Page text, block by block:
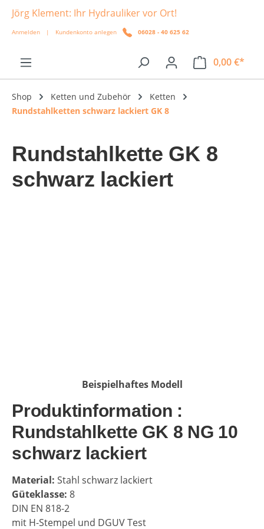
springen
Jörg Klement: Ihr Hydrauliker vor Ort!
Anmelden | Kundenkonto anlegen 06028 - 40 625 62
0,00 €*
Shop Ketten und Zubehör
Ketten
Rundstahlketten schwarz lackiert GK 8
Rundstahlkette GK 8
schwarz lackiert
Beispielhaftes Modell
Produktinformation :
Rundstahlkette GK 8 NG 10
schwarz lackiert
Material: Stahl schwarz lackiert
Güteklasse: 8
DIN EN 818-2
mit H-Stempel und DGUV Test